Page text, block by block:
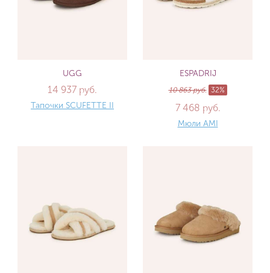
UGG
14 937 руб.
Тапочки SCUFETTE II
ESPADRIJ
10 863 руб. 32%
7 468 руб.
Мюли AMI